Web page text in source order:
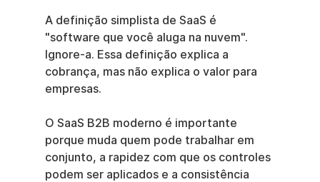
A definição simplista de SaaS é
"software que você aluga na nuvem".
Ignore-a. Essa definição explica a
cobrança, mas não explica o valor para
empresas.
O SaaS B2B moderno é importante
porque muda quem pode trabalhar em
conjunto, a rapidez com que os controles
podem ser aplicados e a consistência